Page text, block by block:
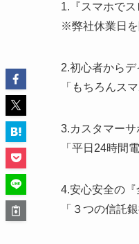
1.『スマホで
※弊社休業日を
2.初心者から
「もちろんス
3.カスタマー
「平日24時間
4.安心安全の
「３つの信託